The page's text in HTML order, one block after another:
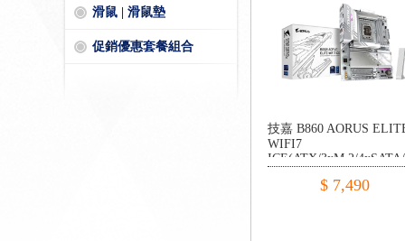
滑鼠 | 滑鼠墊
促銷優惠套餐組合
技嘉 B860 AORUS
WIFI7
ICE(ATX/3xM.2/4xSATA/
$ 7,490